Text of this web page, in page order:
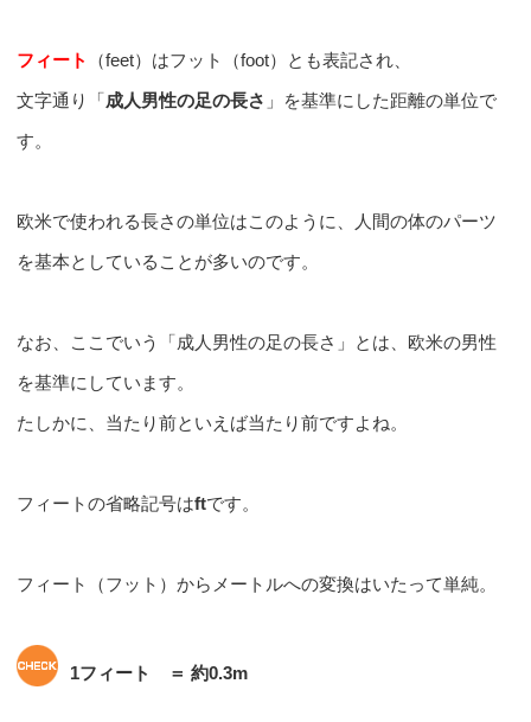
フィート
（feet）はフット（foot）とも表記され、
文字通り「成人男性の足の長さ 」を基準にした距離の単位で
す。
欧米で使われる長さの単位はこのように、人間の体のパーツ
を基本としていることが多いのです。
なお、ここでいう「成人男性の足の長さ」とは、欧米の男性
を基準にしています。
たしかに、当たり前といえば当たり前ですよね。
フィートの省略記号はftです。
フィート（フット）からメートルへの変換はいたって単純。
1フィート ＝ 約0.3m